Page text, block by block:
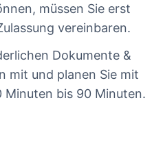
müssen Sie erst
vereinbaren.
Dokumente &
mit und planen Sie mit
bis 90 Minuten.